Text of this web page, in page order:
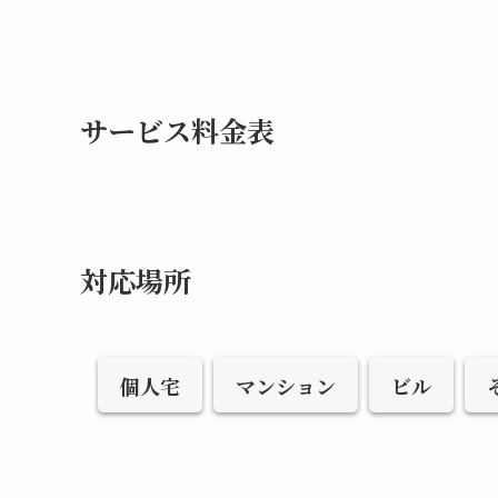
サービス料金表
対応場所
個人宅 マンション ビル